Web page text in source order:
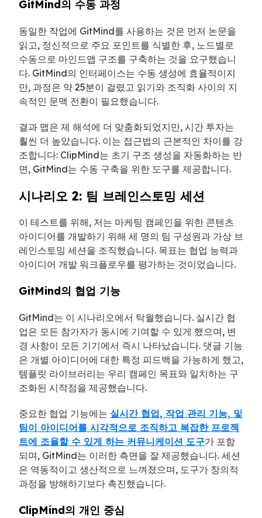
GitMind의 수동 과정
동일한 작업에 GitMind를 사용하는 것은 먼저 논문을
읽고, 정신적으로 주요 포인트를 식별한 후, 노드별로
수동으로 마인드맵 구조를 구축하는 것을 요구했습니
다. GitMind의 인터페이스는 수동 생성에 효율적이지
만, 과정은 약 25분이 걸렸고 읽기와 조직화 사이의 지
속적인 문맥 전환이 필요했습니다.
결과 맵은 제 해석에 더 맞춤화되었지만, 시간 투자는
훨씬 더 높았습니다. 이는 접근법의 근본적인 차이를 강
조합니다: ClipMind는 초기 구조 생성을 자동화하는 반
면, GitMind는 수동 구축을 위한 도구를 제공합니다.
시나리오 2: 팀 브레인스토밍 세션
이 테스트를 위해, 저는 마케팅 캠페인을 위한 콘텐츠
아이디어를 개발하기 위해 세 명의 팀 구성원과 가상 브
레인스토밍 세션을 조직했습니다. 목표는 협업 능력과
아이디어 개발 워크플로우를 평가하는 것이었습니다.
GitMind의 협업 기능
GitMind는 이 시나리오에서 탁월했습니다. 실시간 협
업은 모든 참가자가 동시에 기여할 수 있게 했으며, 변
경 사항이 모든 기기에서 즉시 나타났습니다. 댓글 기능
은 개별 아이디어에 대한 특정 피드백을 가능하게 했고,
템플릿 라이브러리는 우리 캠페인 목표와 일치하는 구
조화된 시작점을 제공했습니다.
중요한 협업 기능에는 실시간 협업, 작업 관리 기능, 및
팀이 아이디어를 시각적으로 조직하고 복잡한 프로젝
트에 조율할 수 있게 하는 커뮤니케이션 도구가 포함
되며, GitMind는 이러한 측면을 잘 제공했습니다. 세션
은 역동적이고 생산적으로 느껴졌으며, 도구가 창의적
과정을 방해하기보다 촉진했습니다.
ClipMind의 개인 중심